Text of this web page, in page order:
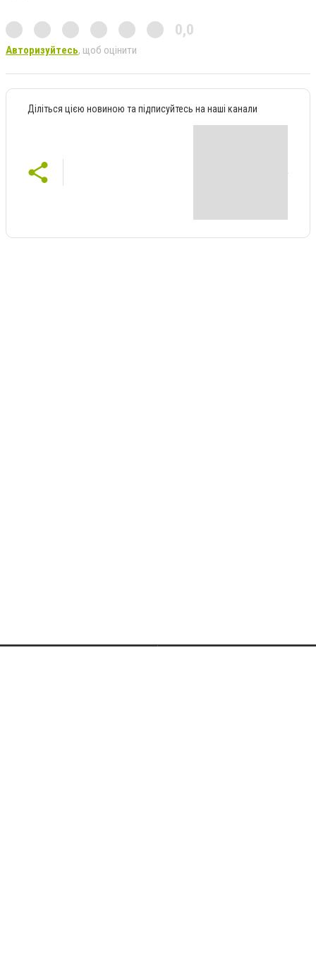
0,0
Авторизуйтесь, щоб оцінити
Діліться цією новиною та підписуйтесь на наші канали